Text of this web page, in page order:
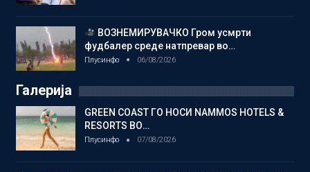
ВОЗНЕМИРУВАЧКО Гром усмрти
фудбалер среде натпревар во…
Плусинфо 06/08/2026
Галерија
GREEN COAST ГО НОСИ NAMMOS HOTELS &
RESORTS ВО…
Плусинфо 07/08/2026